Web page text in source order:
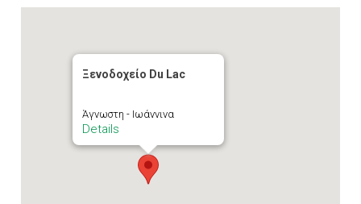
Ξενοδοχείο Du Lac
Άγνωστη - Ιωάννινα
Details